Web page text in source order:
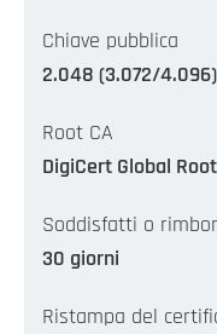
Chiave pubblica
2.048 (3.072/
Root CA
DigiCert Global Root
Soddisfatti o
30 giorni
Ristampa del